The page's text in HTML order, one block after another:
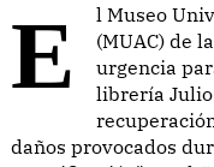
El Museo Universitario Arte Contemporáneo
(MUAC) de
urgencia
librería
daños provocados